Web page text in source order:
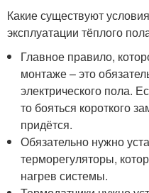
Какие существуют
эксплуатации тёплого
Главное правило,
монтаже – это
электрического пола.
то бояться короткого
придётся.
Обязательно нужно
терморегуляторы,
нагрев системы.